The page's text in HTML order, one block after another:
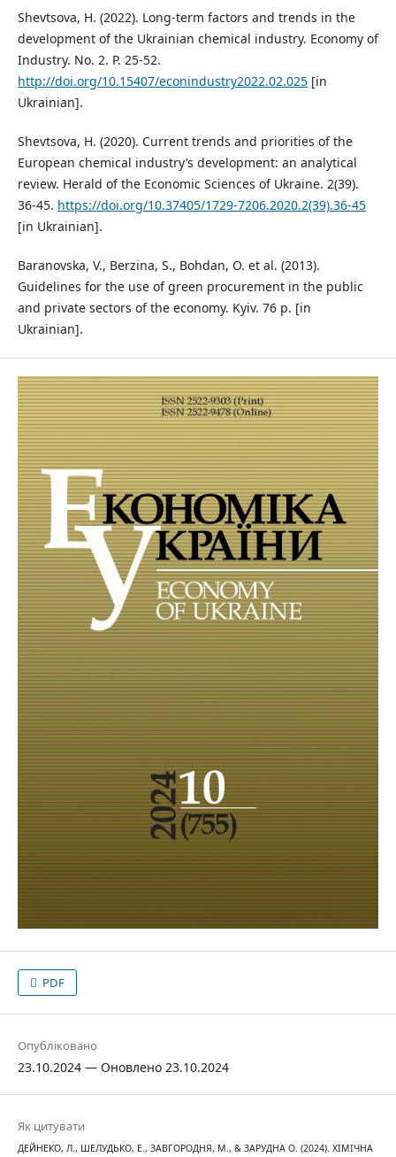
Shevtsova, H. (2022). Long-term factors and trends in the
development of the Ukrainian chemical industry. Economy of
Industry. No. 2. P. 25-52.
http://doi.org/10.15407/econindustry2022.02.025[in
Ukrainian].
Shevtsova, H. (2020). Current trends and priorities of the
European chemical industry’s development: an analytical
review. Herald of the Economic Sciences of Ukraine. 2(39).
36-45. https://doi.org/10.37405/1729-7206.2020.2(39).36-45
[in Ukrainian].
Baranovska, V., Berzina, S., Bohdan, O. et al. (2013).
Guidelines for the use of green procurement in the public
and private sectors of the economy. Kyiv. 76 p. [in
Ukrainian].
PDF
Опубліковано
23.10.2024 — Оновлено 23.10.2024
Як цитувати
ДЕЙНЕКО, Л., ШЕЛУДЬКО, Е., ЗАВГОРОДНЯ, М., & ЗАРУДНА O. (2024). ХІМІЧНА